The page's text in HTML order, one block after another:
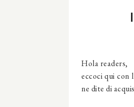
Hola readers,
eccoci qui con
ne dite di